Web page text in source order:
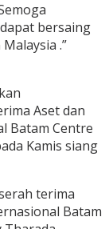
bersaing
.”
Aset dan
Batam Centre
Kamis siang
terima
Batam